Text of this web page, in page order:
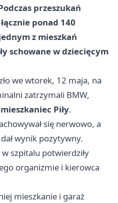
przeszukań
ponad 140
z mieszkań
schowane w dziecięcym
we wtorek, 12 maja, na
zatrzymali BMW,
Piły.
się nerwowo, a
wynik pozytywny.
szpitalu potwierdziły
organizmie i kierowca
mieszkanie i garaż